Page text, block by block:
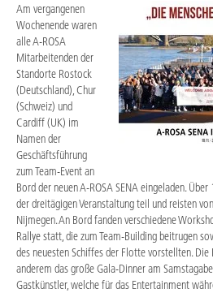
Am vergangenen
Wochenende waren
alle A-ROSA
Mitarbeitenden der
Standorte Rostock
(Deutschland), Chur
(Schweiz) und
Cardiff (UK) im
Namen der
Geschäftsführung
zum Team-Event an
Bord der neuen A-ROSA SENA eingeladen.
der dreitägigen Veranstaltung teil und reisten
Nijmegen. An Bord fanden verschiedene
Rallye statt, die zum Team-Building beitrugen
des neuesten Schiffes der Flotte vorstellten.
anderem das große Gala-Dinner am
Gastkünstler, welche für das Entertainment